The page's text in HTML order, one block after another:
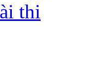
thi